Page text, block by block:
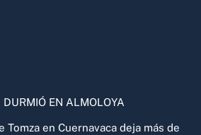
DURMIÓ EN ALMOLOYA
Tomza en Cuernavaca deja más de